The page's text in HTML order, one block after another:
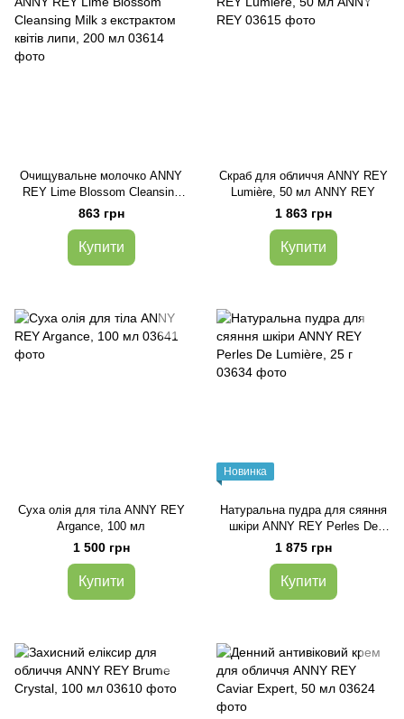
Очищувальне молочко ANNY
REY Lime Blossom Cleansing
Milk з екстрактом квітів липи,
200 мл
863 грн
Купити
Скраб для обличчя ANNY REY
Lumière, 50 мл ANNY REY
1 863 грн
Купити
Суха олія для тіла ANNY REY
Argance, 100 мл
1 500 грн
Купити
Новинка
Натуральна пудра для сяяння
шкіри ANNY REY Perles De
Lumière, 25 г
1 875 грн
Купити